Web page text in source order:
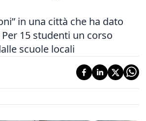
in una città che ha dato
15 studenti un corso
scuole locali